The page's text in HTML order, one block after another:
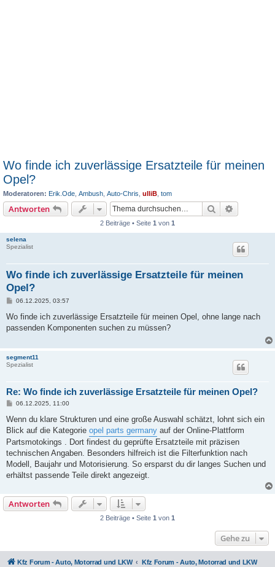
Wo finde ich zuverlässige Ersatzteile für meinen
Opel?
Moderatoren: Erik.Ode Ambush Auto-Chris ulliB tom
Antworten Suche
2 Beiträge • Seite 1 von 1
selena
Spezialist
Wo finde ich zuverlässige Ersatzteile für meinen
Opel?
B
i
r
06.12.2025, 03:57
Wo finde ich zuverlässige Ersatzteile für meinen Opel, ohne lange nach
passenden Komponenten suchen zu müssen?
segment11
Spezialist
Re: Wo finde ich zuverlässige Ersatzteile für meinen Opel?
B
i
r
a
g
06.12.2025, 11:00
Wenn du klare Strukturen und eine große Auswahl schätzt, lohnt sich ein
Blick auf die Kategorie opel parts germany auf der Online-Plattform
Partsmotokings . Dort findest du geprüfte Ersatzteile mit präzisen
technischen Angaben. Besonders hilfreich ist die Filterfunktion nach
Modell, Baujahr und Motorisierung. So ersparst du dir langes Suchen und
erhältst passende Teile direkt angezeigt.
Antworten
2 Beiträge • Seite 1 von 1
Gehe zu
Kfz Forum - Auto, Motorrad und LKW Kfz Forum - Auto, Motorrad und LKW